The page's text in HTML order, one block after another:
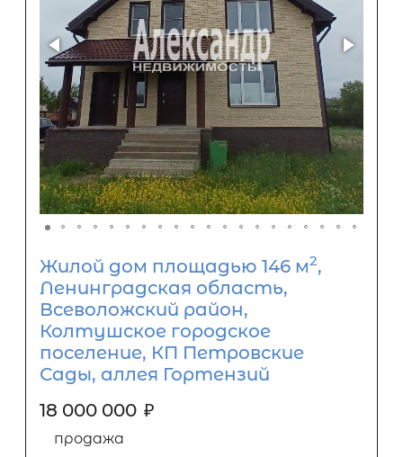
Жилой дом площадью 146 м2,
Ленинградская область,
Всеволожский район,
Колтушское городское
поселение, КП Петровские
Сады, аллея Гортензий
18 000 000 ₽
продажа